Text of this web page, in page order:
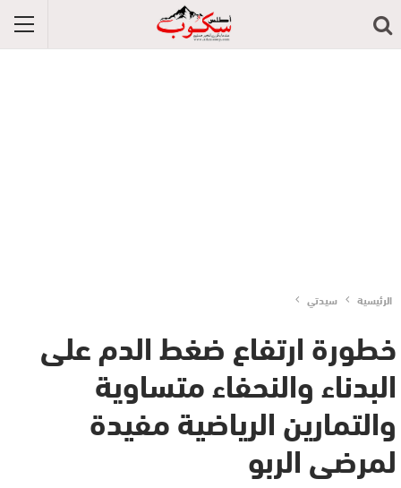
الرئيسية سيدتي
خطورة ارتفاع ضغط الدم على
البدناء والنحفاء متساوية
والتمارين الرياضية مفيدة
لمرضى الربو